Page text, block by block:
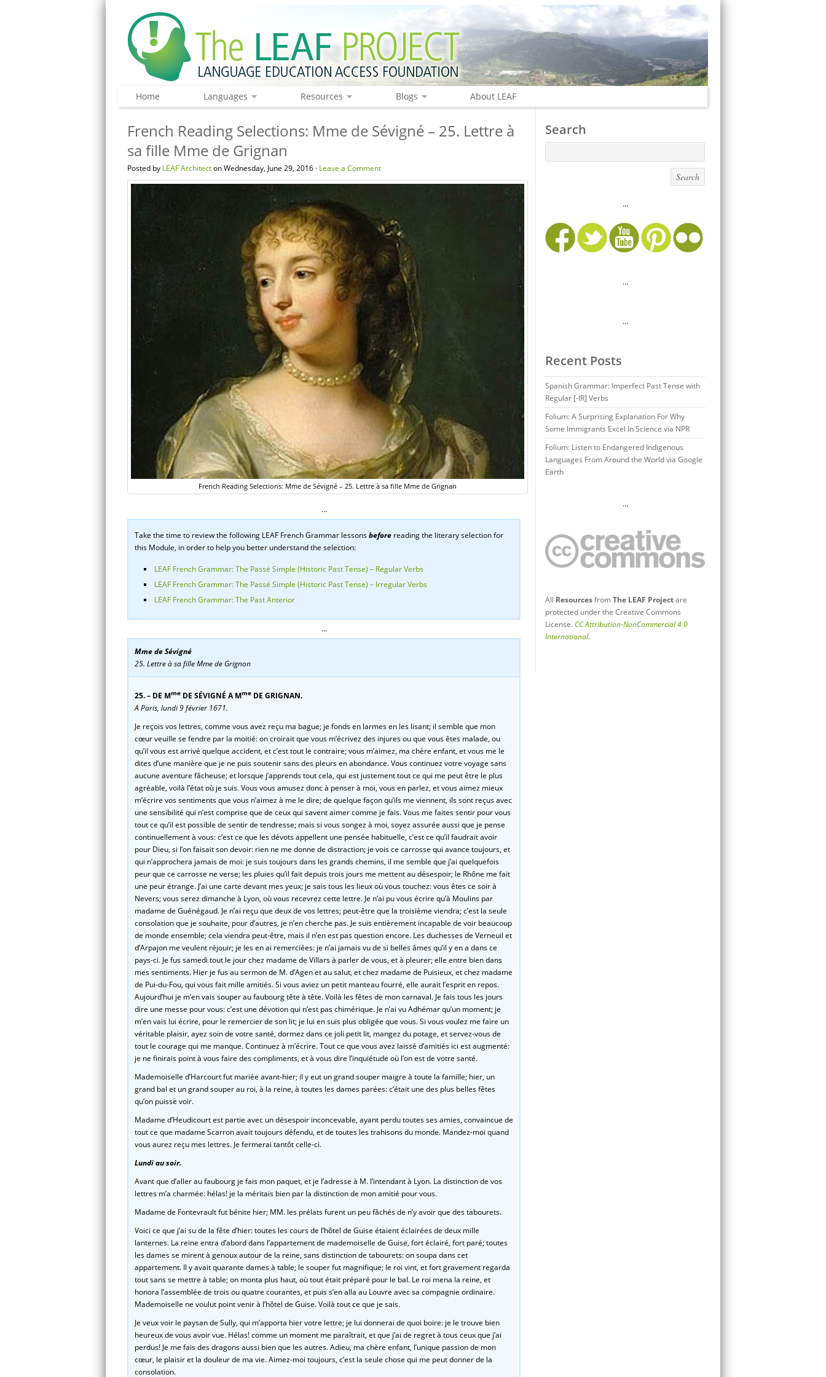
Home Languages Resources Blogs About LEAF
French Reading Selections: Mme de Sévigné – 25. Lettre à
sa fille Mme de Grignan
Posted by LEAF Architecton Wednesday, June 29, 2016 · Leave a Comment
French Reading Selections: Mme de Sévigné – 25. Lettre à sa fille Mme de Grignan
…
Take the time to review the following LEAF French Grammar lessonsbefore reading the literary selection for
this Module, in order to help you better understand the selection:
LEAF French Grammar: The Passé Simple (Historic Past Tense) – Regular Verbs
LEAF French Grammar: The Passé Simple (Historic Past Tense) – Irregular Verbs
LEAF French Grammar: The Past Anterior
…
Mme de Sévigné
25. Lettre à sa fille Mme de Grignon
25. – DE Mme DE SÉVIGNÉ A Mme DE GRIGNAN.
A Paris, lundi 9 février 1671.
Je reçois vos lettres, comme vous avez reçu ma bague; je fonds en larmes en les lisant; il semble que mon
cœur veuille se fendre par la moitié: on croirait que vous m’écrivez des injures ou que vous êtes malade, ou
qu’il vous est arrivé quelque accident, et c’est tout le contraire; vous m’aimez, ma chère enfant, et vous me le
dites d’une manière que je ne puis soutenir sans des pleurs en abondance. Vous continuez votre voyage sans
aucune aventure fâcheuse; et lorsque j’apprends tout cela, qui est justement tout ce qui me peut être le plus
agréable, voilà l’état où je suis. Vous vous amusez donc à penser à moi, vous en parlez, et vous aimez mieux
m’écrire vos sentiments que vous n’aimez à me le dire; de quelque façon qu’ils me viennent, ils sont reçus avec
une sensibilité qui n’est comprise que de ceux qui savent aimer comme je fais. Vous me faites sentir pour vous
tout ce qu’il est possible de sentir de tendresse; mais si vous songez à moi, soyez assurée aussi que je pense
continuellement à vous: c’est ce que les dévots appellent une pensée habituelle, c’est ce qu’il faudrait avoir
pour Dieu, si l’on faisait son devoir: rien ne me donne de distraction; je vois ce carrosse qui avance toujours, et
qui n’approchera jamais de moi: je suis toujours dans les grands chemins, il me semble que j’ai quelquefois
peur que ce carrosse ne verse; les pluies qu’il fait depuis trois jours me mettent au désespoir; le Rhône me fait
une peur étrange. J’ai une carte devant mes yeux; je sais tous les lieux où vous touchez: vous êtes ce soir à
Nevers; vous serez dimanche à Lyon, où vous recevrez cette lettre. Je n’ai pu vous écrire qu’à Moulins par
madame de Guénégaud. Je n’ai reçu que deux de vos lettres; peut-être que la troisième viendra; c’est la seule
consolation que je souhaite, pour d’autres, je n’en cherche pas. Je suis entièrement incapable de voir beaucoup
de monde ensemble; cela viendra peut-être, mais il n’en est pas question encore. Les duchesses de Verneuil et
d’Arpajon me veulent réjouir; je les en ai remerciées: je n’ai jamais vu de si belles âmes qu’il y en a dans ce
pays-ci. Je fus samedi tout le jour chez madame de Villars à parler de vous, et à pleurer; elle entre bien dans
mes sentiments. Hier je fus au sermon de M. d’Agen et au salut, et chez madame de Puisieux, et chez madame
de Pui-du-Fou, qui vous fait mille amitiés. Si vous aviez un petit manteau fourré, elle aurait l’esprit en repos.
Aujourd’hui je m’en vais souper au faubourg tête à tête. Voilà les fêtes de mon carnaval. Je fais tous les jours
dire une messe pour vous: c’est une dévotion qui n’est pas chimérique. Je n’ai vu Adhémar qu’un moment; je
m’en vais lui écrire, pour le remercier de son lit; je lui en suis plus obligée que vous. Si vous voulez me faire un
véritable plaisir, ayez soin de votre santé, dormez dans ce joli petit lit, mangez du potage, et servez-vous de
tout le courage qui me manque. Continuez à m’écrire. Tout ce que vous avez laissé d’amitiés ici est augmenté:
je ne finirais point à vous faire des compliments, et à vous dire l’inquiétude où l’on est de votre santé.
Mademoiselle d’Harcourt fut mariée avant-hier; il y eut un grand souper maigre à toute la famille; hier, un
grand bal et un grand souper au roi, à la reine, à toutes les dames parées: c’était une des plus belles fêtes
qu’on puisse voir.
Madame d’Heudicourt est partie avec un désespoir inconcevable, ayant perdu toutes ses amies, convaincue de
tout ce que madame Scarron avait toujours défendu, et de toutes les trahisons du monde. Mandez-moi quand
vous aurez reçu mes lettres. Je fermerai tantôt celle-ci.
Lundi au soir.
Avant que d’aller au faubourg je fais mon paquet, et je l’adresse à M. l’intendant à Lyon. La distinction de vos
lettres m’a charmée: hélas! je la méritais bien par la distinction de mon amitié pour vous.
Madame de Fontevrault fut bénite hier; MM. les prélats furent un peu fâchés de n’y avoir que des tabourets.
Voici ce que j’ai su de la fête d’hier: toutes les cours de l’hôtel de Guise étaient éclairées de deux mille
lanternes. La reine entra d’abord dans l’appartement de mademoiselle de Guise, fort éclairé, fort paré; toutes
les dames se mirent à genoux autour de la reine, sans distinction de tabourets: on soupa dans cet
appartement. Il y avait quarante dames à table; le souper fut magnifique; le roi vint, et fort gravement regarda
tout sans se mettre à table; on monta plus haut, où tout était préparé pour le bal. Le roi mena la reine, et
honora l’assemblée de trois ou quatre courantes, et puis s’en alla au Louvre avec sa compagnie ordinaire.
Mademoiselle ne voulut point venir à l’hôtel de Guise. Voilà tout ce que je sais.
Je veux voir le paysan de Sully, qui m’apporta hier votre lettre; je lui donnerai de quoi boire: je le trouve bien
heureux de vous avoir vue. Hélas! comme un moment me paraîtrait, et que j’ai de regret à tous ceux que j’ai
perdus! Je me fais des dragons aussi bien que les autres. Adieu, ma chère enfant, l’unique passion de mon
cœur, le plaisir et la douleur de ma vie. Aimez-moi toujours, c’est la seule chose qui me peut donner de la
consolation.
Search
...
…
…
Recent Posts
Spanish Grammar: Imperfect Past Tense with
Regular [-IR] Verbs
Folium: A Surprising Explanation For Why
Some Immigrants Excel In Science via NPR
Folium: Listen to Endangered Indigenous
Languages From Around the World via Google
Earth
…
All ResourcesfromThe LEAF Projectare
protected under the Creative Commons
License.CC Attribution-NonCommercial 4.0
International.